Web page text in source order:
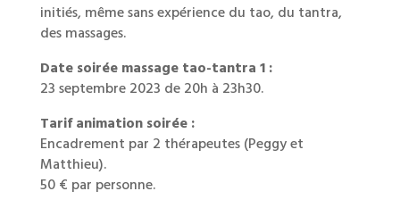
initiés, même sans expérience du tao, du tantra,
des massages.
Date soirée massage tao-tantra 1 :
23 septembre 2023 de 20h à 23h30.
Tarif animation soirée :
Encadrement par 2 thérapeutes (Peggy et
Matthieu).
50 € par personne.